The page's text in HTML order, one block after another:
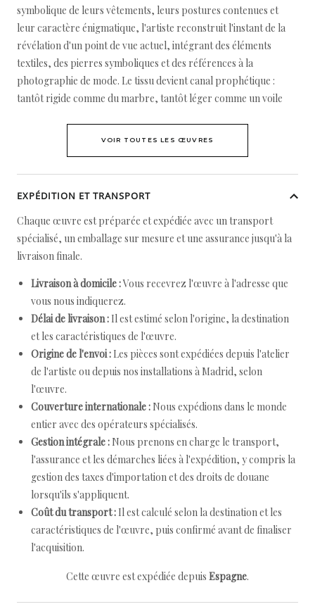
symbolique de leurs vêtements, leurs postures contenues et
leur caractère énigmatique, l'artiste reconstruit l'instant de la
révélation d'un point de vue actuel, intégrant des éléments
textiles, des pierres symboliques et des références à la
photographie de mode. Le tissu devient canal prophétique :
tantôt rigide comme du marbre, tantôt léger comme un voile
VOIR TOUTES LES ŒUVRES
EXPÉDITION ET TRANSPORT
Chaque œuvre est préparée et expédiée avec un transport
spécialisé, un emballage sur mesure et une assurance jusqu'à la
livraison finale.
Livraison à domicile :Vous recevrez l'œuvre à l'adresse que
vous nous indiquerez.
Délai de livraison : Il est estimé selon l'origine, la destination
et les caractéristiques de l'œuvre.
Origine de l'envoi : Les pièces sont expédiées depuis l'atelier
de l'artiste ou depuis nos installations à Madrid, selon
l'œuvre.
Couverture internationale : Nous expédions dans le monde
entier avec des opérateurs spécialisés.
Gestion intégrale : Nous prenons en charge le transport,
l'assurance et les démarches liées à l'expédition, y compris la
gestion des taxes d'importation et des droits de douane
lorsqu'ils s'appliquent.
Coût du transport : Il est calculé selon la destination et les
caractéristiques de l'œuvre, puis confirmé avant de finaliser
l'acquisition.
Cette œuvre est expédiée depuis Espagne.